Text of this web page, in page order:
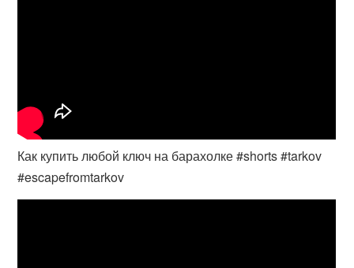
Как купить любой ключ на барахолке #shorts #tarkov
#escapefromtarkov